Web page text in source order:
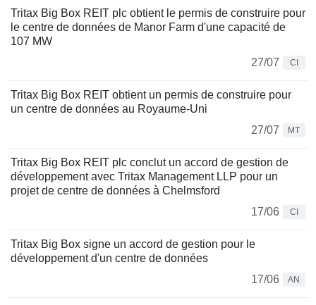
Tritax Big Box REIT plc obtient le permis de construire pour
le centre de données de Manor Farm d'une capacité de
107 MW
27/07
CI
Tritax Big Box REIT obtient un permis de construire pour
un centre de données au Royaume-Uni
27/07
MT
Tritax Big Box REIT plc conclut un accord de gestion de
développement avec Tritax Management LLP pour un
projet de centre de données à Chelmsford
17/06
CI
Tritax Big Box signe un accord de gestion pour le
développement d'un centre de données
17/06
AN